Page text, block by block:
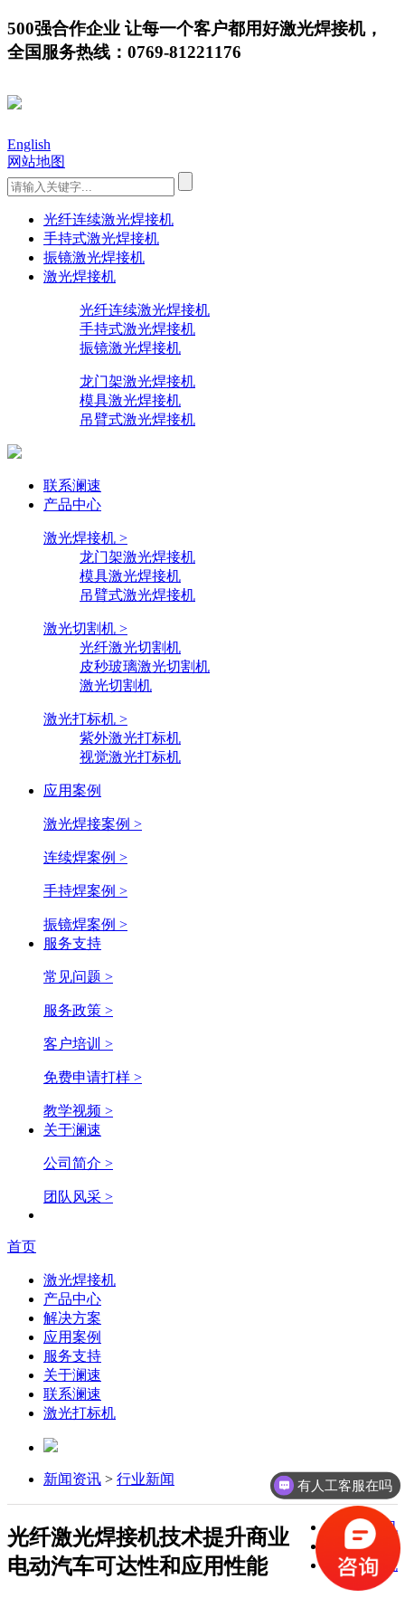
500强合作企业 让每一个客户都用好激光焊接机，
全国服务热线：0769-81221176
English
网站地图
光纤连续激光焊接机
手持式激光焊接机
振镜激光焊接机
激光焊接机
光纤连续激光焊接机
手持式激光焊接机
振镜激光焊接机
龙门架激光焊接机
模具激光焊接机
吊臂式激光焊接机
联系澜速
产品中心
激光焊接机 >
龙门架激光焊接机
模具激光焊接机
吊臂式激光焊接机
激光切割机 >
光纤激光切割机
皮秒玻璃激光切割机
激光切割机
激光打标机 >
紫外激光打标机
视觉激光打标机
应用案例
激光焊接案例 >
连续焊案例 >
手持焊案例 >
振镜焊案例 >
服务支持
常见问题 >
服务政策 >
客户培训 >
免费申请打样 >
教学视频 >
关于澜速
公司简介 >
团队风采 >
首页
激光焊接机
产品中心
解决方案
应用案例
服务支持
关于澜速
联系澜速
激光打标机
新闻资讯 > 行业新闻
激光焊接机
激光打标机
激光切割机
光纤激光焊接机技术提升商业
电动汽车可达性和应用性能
有人工客服在吗